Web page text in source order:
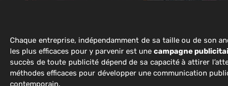
Chaque entreprise, indépendamment de sa taille ou de son
les plus efficaces pour y parvenir est unecampagne
succès de toute publicité dépend de sa capacité à attirer
méthodes efficaces pour développer une communication
contemporain.